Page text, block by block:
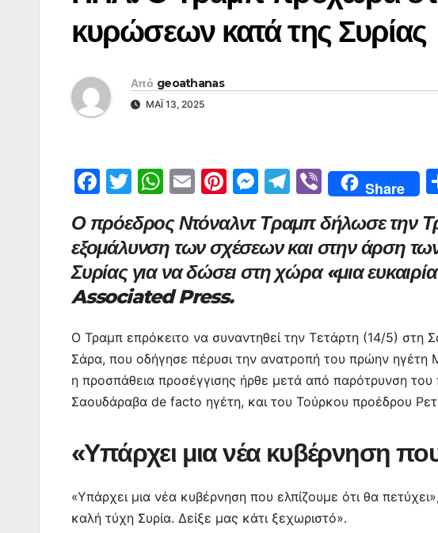
κυρώσεων κατά της Συρίας
Από geoathanas
ΜΆΙ 13, 2025
F
c
e
b
o
o
k
T
itt
er
W
at
s
A
p
p
E
ai
l
Pi
er
e
st
M
s
s
e
g
er
T
e
gr
a
Vi
b
er
Share
Ο πρόεδρος Ντόναλντ Τραμπ δήλωσε την
εξομάλυνση των σχέσεων και στην άρση
Συρίας για να δώσει στη χώρα «μια
Associated Press.
Ο Τραμπ επρόκειτο να συναντηθεί την Τετάρτη (14/5) στη
Σάρα, που οδήγησε πέρυσι την ανατροπή του πρώην
η προσπάθεια προσέγγισης ήρθε μετά από παρότρυνση
Σαουδάραβα de facto ηγέτη, και του Τούρκου προέδρου
«Υπάρχει μια νέα κυβέρνηση που
«Υπάρχει μια νέα κυβέρνηση που ελπίζουμε ότι θα
καλή τύχη Συρία. Δείξε μας κάτι ξεχωριστό».